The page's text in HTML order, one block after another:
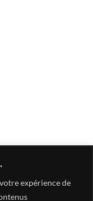
expérience de